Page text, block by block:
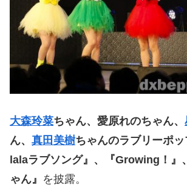
大森玲菜ちゃん、愛原れのちゃん、
ん、 真田美樹ちゃんのラブリーポッ
lalaラブソング』、『Growing ！
ゃん』 を披露。